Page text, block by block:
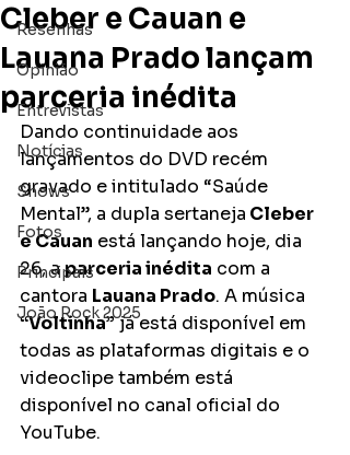
Resenhas
Opinião
Entrevistas
Notícias
Shows
Fotos
Principais
João Rock 2025
Cleber e Cauan e
Lauana Prado lançam
parceria inédita
Dando continuidade aos
lançamentos do DVD recém
gravado e intitulado “Saúde
Mental”, a dupla sertaneja Cleber
e Cauan está lançando hoje, dia
26, a parceria inédita com a
cantora Lauana Prado. A música
“Voltinha” já está disponível em
todas as plataformas digitais e o
videoclipe também está
disponível no canal oficial do
YouTube.